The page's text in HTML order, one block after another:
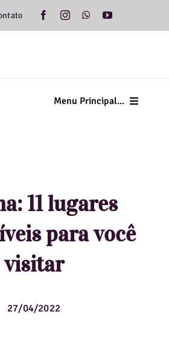
Menu Principal...
11 lugares
para você
visitar
27/04/2022